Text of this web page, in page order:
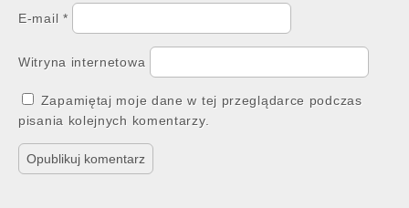
E-mail *
Witryna internetowa
Zapamiętaj moje dane w tej przeglądarce podczas
pisania kolejnych komentarzy.